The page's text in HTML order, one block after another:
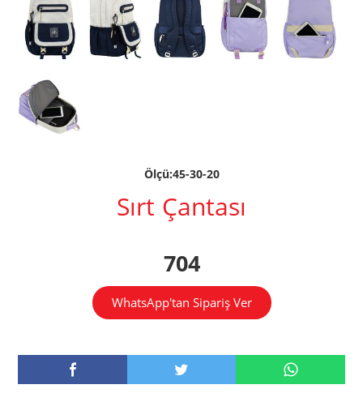
Ölçü:45-30-20
Sırt Çantası
704
WhatsApp'tan Sipariş Ver